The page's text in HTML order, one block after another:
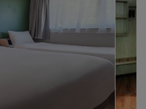
Hôtels Mulhouse
Hôtels Nancy